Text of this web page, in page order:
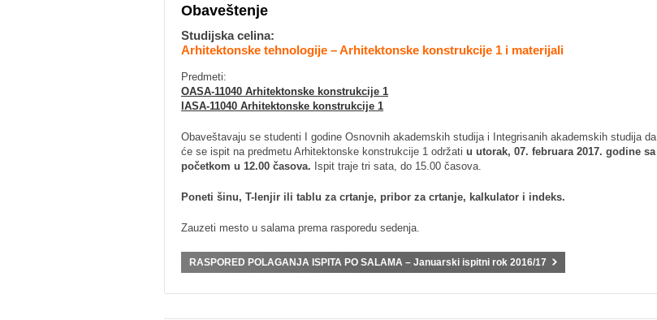
Obaveštenje
Studijska celina:
Arhitektonske tehnologije – Arhitektonske konstrukcije 1 i materijali
Predmeti:
OASA-11040 Arhitektonske konstrukcije 1
IASA-11040 Arhitektonske konstrukcije 1
Obaveštavaju se studenti I godine Osnovnih akademskih studija i Integrisanih akademskih studija da
će se ispit na predmetu Arhitektonske konstrukcije 1 održati u utorak, 07. februara 2017. godine sa
početkom u 12.00 časova. Ispit traje tri sata, do 15.00 časova.
Poneti šinu, T-lenjir ili tablu za crtanje, pribor za crtanje, kalkulator i indeks.
Zauzeti mesto u salama prema rasporedu sedenja.
RASPORED POLAGANJA ISPITA PO SALAMA – Januarski ispitni rok 2016/17